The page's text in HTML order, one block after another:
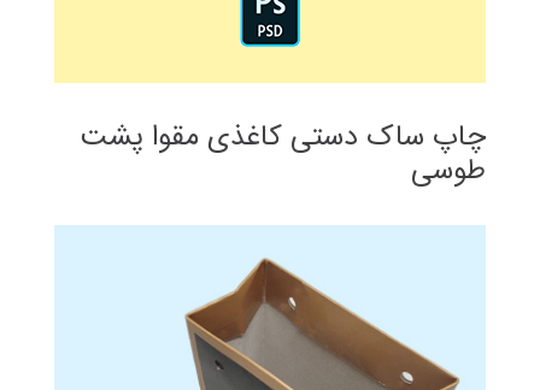
چاپ ساک دستی کاغذی مقوا پشت
طوسی